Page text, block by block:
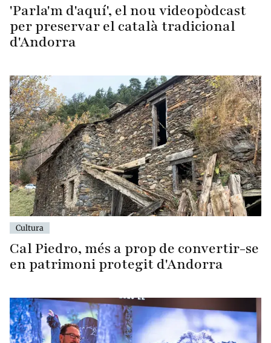
'Parla'm d'aquí', el nou videopòdcast
per preservar el català tradicional
d'Andorra
Cultura
Cal Piedro, més a prop de convertir-se
en patrimoni protegit d'Andorra